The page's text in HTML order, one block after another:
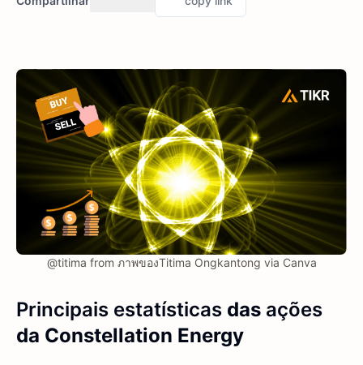
@titima from ภาพของTitima Ongkantong via Canva
Principais estatísticas das ações
da Constellation Energy